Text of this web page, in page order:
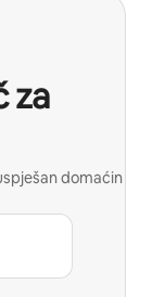
za
domaćin